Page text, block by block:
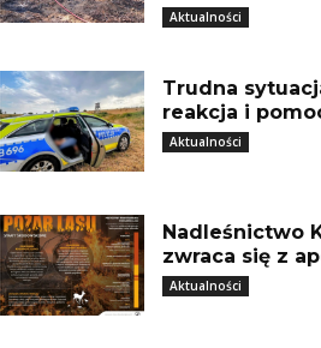
Aktualności
Trudna
reakcja i
Aktualności
Nadleśnictwo
zwraca się z
Aktualności